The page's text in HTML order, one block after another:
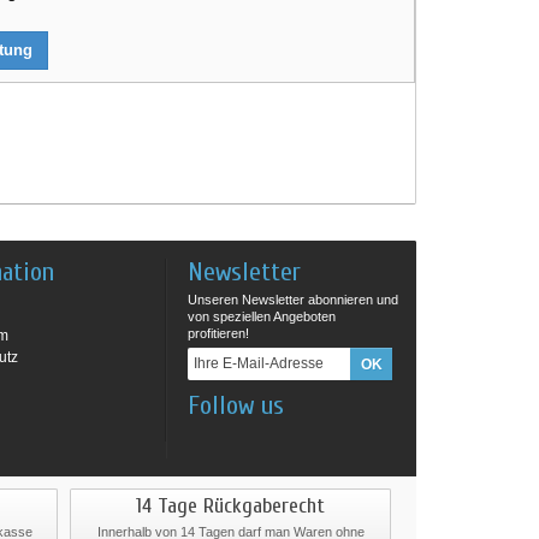
Newsletter
Unseren Newsletter abonnieren und
von speziellen Angeboten
profitieren!
Follow us
14 Tage Rückgaberecht
Innerhalb von 14 Tagen darf man Waren ohne